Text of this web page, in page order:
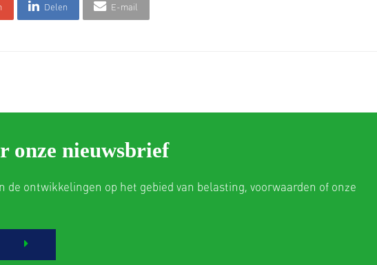
Delen E-mail
onze nieuwsbrief
de ontwikkelingen op het gebied van belasting, voorwaarden of onze